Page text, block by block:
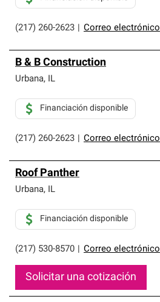
(217) 260-2623 Correo electrónico
B & B Construction
Urbana, IL
(217) 260-2623 Correo electrónico
Financiación disponible
Roof Panther
Urbana, IL
(217) 530-8570 Correo electrónico
Financiación disponible
Solicitar una cotización